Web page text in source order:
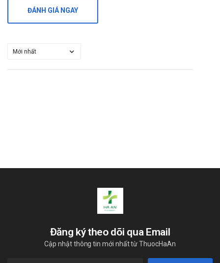
ĐÁNH GIÁ NGAY
Đăng ký theo dõi qua Email
Cập nhật thông tin mới nhất từ ThuocHaAn